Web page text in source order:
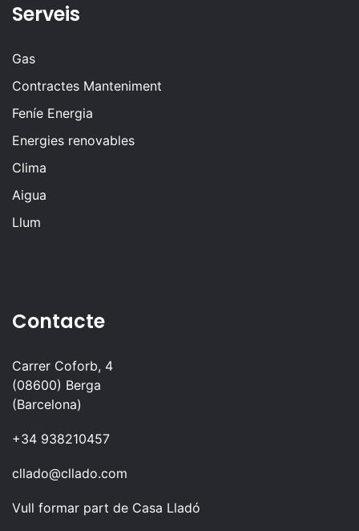
Serveis
Gas
Contractes Manteniment
Feníe Energia
Energies renovables
Clima
Aigua
Llum
Contacte
Carrer Coforb, 4
(08600) Berga
(Barcelona)
+34 938210457
cllado@cllado.com
Vull formar part de Casa Lladó